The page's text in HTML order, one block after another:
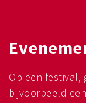
Op een
bijvoorbeeld